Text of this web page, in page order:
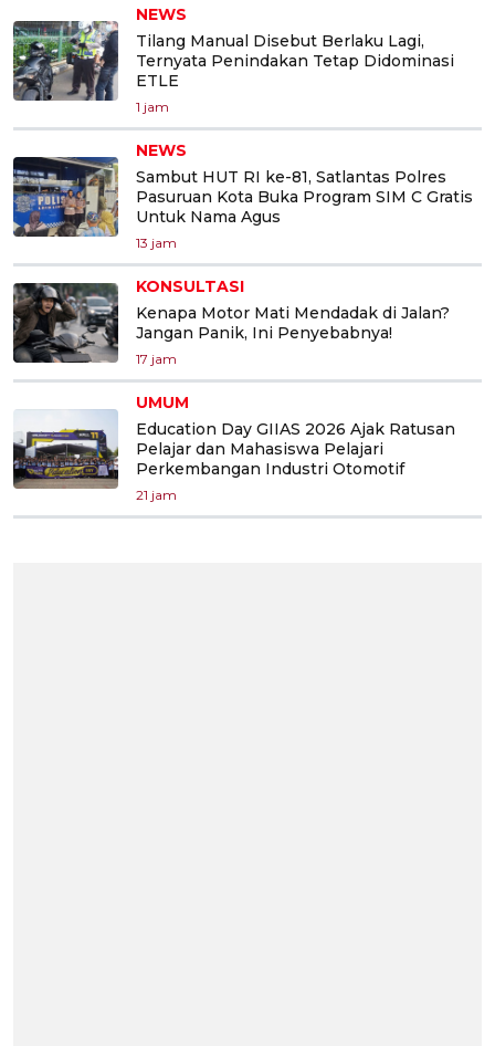
NEWS
Tilang Manual Disebut Berlaku Lagi,
Ternyata Penindakan Tetap Didominasi
ETLE
1 jam
NEWS
Sambut HUT RI ke-81, Satlantas Polres
Pasuruan Kota Buka Program SIM C Gratis
Untuk Nama Agus
13 jam
KONSULTASI
Kenapa Motor Mati Mendadak di Jalan?
Jangan Panik, Ini Penyebabnya!
17 jam
UMUM
Education Day GIIAS 2026 Ajak Ratusan
Pelajar dan Mahasiswa Pelajari
Perkembangan Industri Otomotif
21 jam